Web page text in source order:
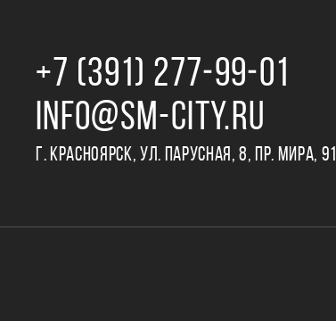
+7 (391) 277‒99‒01
INFO@SM-CITY.RU
Г. КРАСНОЯРСК, УЛ. ПАРУСНАЯ, 8, ПР. МИРА, 91